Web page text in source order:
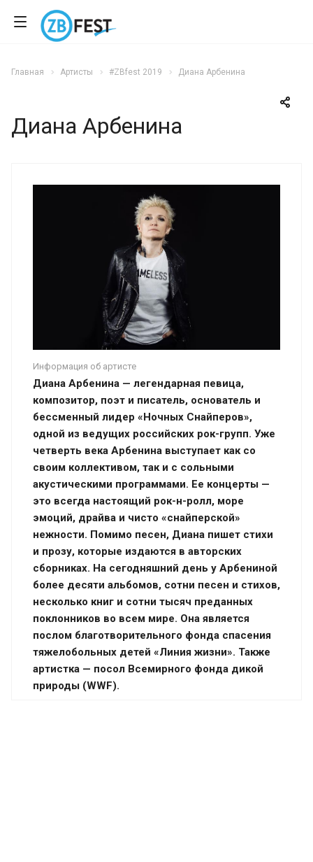
Главная Артисты #ZBfest 2019 Диана Арбенина
Диана Арбенина
Информация об артисте
Диана Арбенина — легендарная певица,
композитор, поэт и писатель, основатель и
бессменный лидер «Ночных Снайперов»,
одной из ведущих российских рок-групп. Уже
четверть века Арбенина выступает как со
своим коллективом, так и с сольными
акустическими программами. Ее концерты —
это всегда настоящий рок-н-ролл, море
эмоций, драйва и чисто «снайперской»
нежности. Помимо песен, Диана пишет стихи
и прозу, которые издаются в авторских
сборниках. На сегодняшний день у Арбениной
более десяти альбомов, сотни песен и стихов,
несколько книг и сотни тысяч преданных
поклонников во всем мире. Она является
послом благотворительного фонда спасения
тяжелобольных детей «Линия жизни». Также
артистка — посол Всемирного фонда дикой
природы (WWF).